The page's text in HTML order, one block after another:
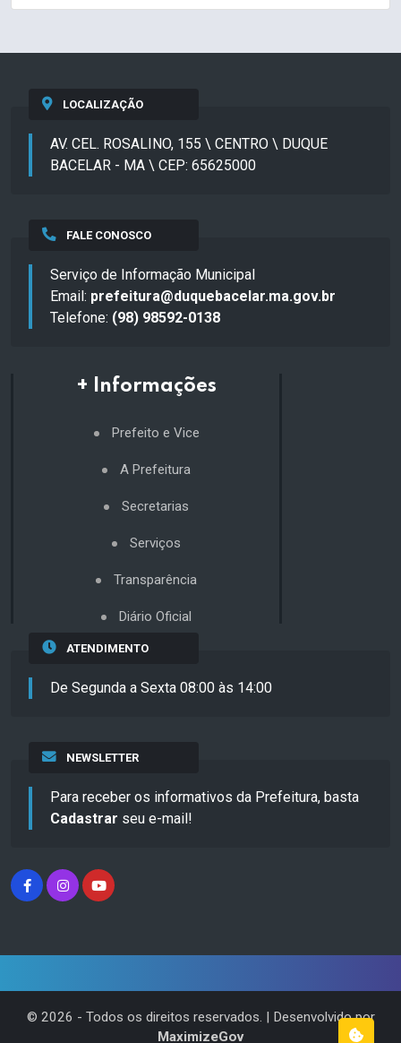
LOCALIZAÇÃO
AV. CEL. ROSALINO, 155 \ CENTRO \ DUQUE
BACELAR - MA \ CEP: 65625000
FALE CONOSCO
Serviço de Informação Municipal
Email: prefeitura@duquebacelar.ma.gov.br
Telefone: (98) 98592-0138
+ Informações
Prefeito e Vice
A Prefeitura
Secretarias
Serviços
Transparência
Diário Oficial
ATENDIMENTO
De Segunda a Sexta 08:00 às 14:00
NEWSLETTER
Para receber os informativos da Prefeitura, basta
Cadastrar seu e-mail!
© 2026 - Todos os direitos reservados. | Desenvolvido por
MaximizeGov